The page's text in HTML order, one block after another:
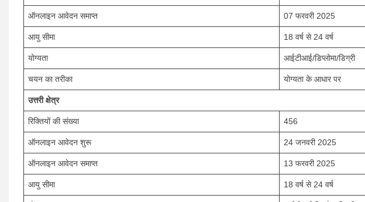
ऑनलाइन आवेदन समाप्त 07 फरवरी 2025
आयु सीमा 18 वर्ष से 24 वर्ष
योग्यता आईटीआई/डिप्लोमा/डिग्री
चयन का तरीका योग्यता के आधार पर
उत्तरी क्षेत्र
रिक्तियों की संख्या 456
ऑनलाइन आवेदन शुरू 24 जनवरी 2025
ऑनलाइन आवेदन समाप्त 13 फरवरी 2025
आयु सीमा 18 वर्ष से 24 वर्ष